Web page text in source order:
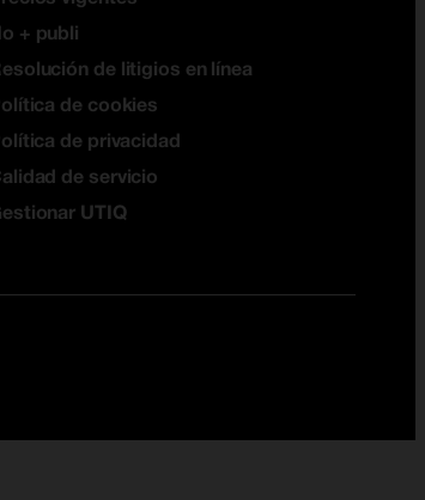
+ publi
de litigios en línea
de cookies
de privacidad
de servicio
UTIQ